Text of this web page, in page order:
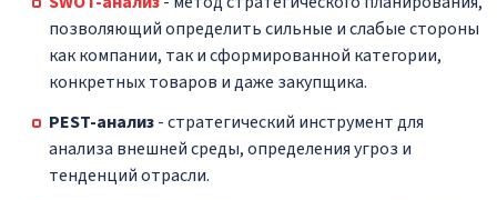
позволяющий определить сильные и слабые стороны
как компании, так и сформированной категории,
конкретных товаров и даже закупщика.
PEST-анализ- стратегический инструмент для
анализа внешней среды, определения угроз и
тенденций отрасли.